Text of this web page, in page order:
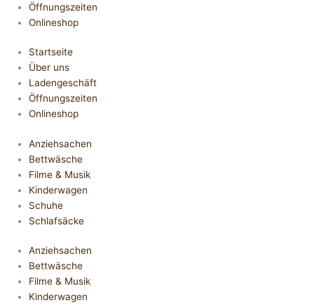
Öffnungszeiten
Onlineshop
Startseite
Über uns
Ladengeschäft
Öffnungszeiten
Onlineshop
Anziehsachen
Bettwäsche
Filme & Musik
Kinderwagen
Schuhe
Schlafsäcke
Anziehsachen
Bettwäsche
Filme & Musik
Kinderwagen